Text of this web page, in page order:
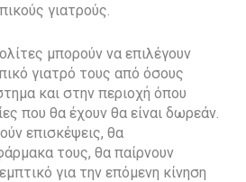
γιατρούς.
μπορούν να επιλέγουν
γιατρό τους από όσους
και στην περιοχή όπου
που θα έχουν θα είναι δωρεάν.
επισκέψεις, θα
τους, θα παίρνουν
για την επόμενη κίνηση